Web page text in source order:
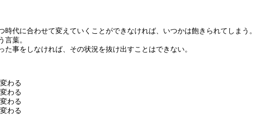
時代に合わせて変えていくことができなければ、いつかは飽きられてしまう。
言葉。
た事をしなければ、その状況を抜け出すことはできない。
わる
わる
わる
わる